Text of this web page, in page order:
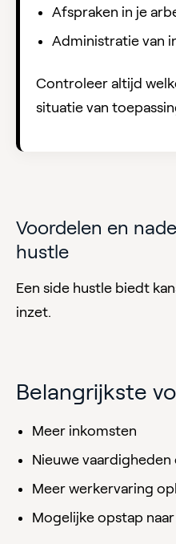
Afspraken in je
Administratie van
Controleer altijd
situatie van
Voordelen en
hustle
Een side hustle biedt
inzet.
Belangrijkste
Meer inkomsten
Nieuwe
Meer werkervaring
Mogelijke opstap